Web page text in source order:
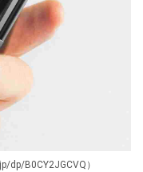
B0CY2JGCVQ）